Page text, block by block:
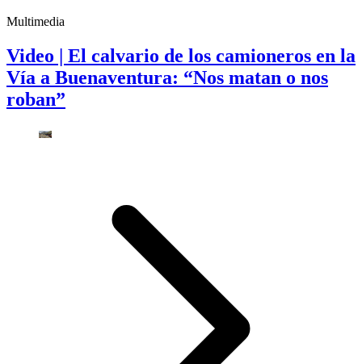
Multimedia
Video | El calvario de los camioneros en la
Vía a Buenaventura: “Nos matan o nos
roban”